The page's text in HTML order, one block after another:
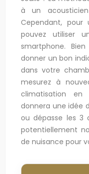
à un
Cependant, pour
pouvez utiliser
smartphone.
donner un bon
dans votre
mesurez à
climatisation en
donnera une idée
ou dépasse les 3
potentiellement
de nuisance pour